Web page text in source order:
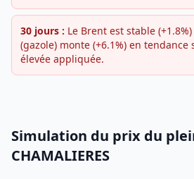
30 jours : Le Brent est stable
(gazole) monte (+6.1%) en
élevée appliquée.
Simulation du prix du
CHAMALIERES